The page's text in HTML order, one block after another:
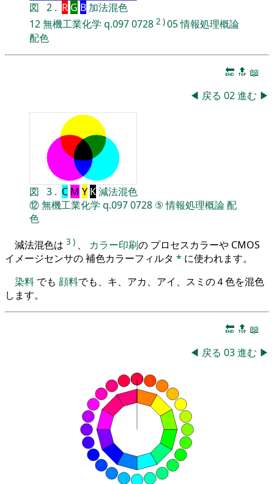
図 2 . R G B加法混色
12無機工業化学 q.0970728 2 )05情報処理概論
配色
🔚 🔝 📖
◀ 戻る 02進む ▶
図 3 . C M Y K減法混色
⑫無機工業化学 q.0970728 ⑤情報処理概論配
色
減法混色は 3 ) 、 カラー印刷の プロセスカラーや CMOS
イメージセンサの 補色カラーフィルタ * に使われます。
染料 でも 顔料でも、キ、アカ、アイ、スミの４色を混色
します。
🔚 🔝 📖
◀ 戻る 03進む ▶